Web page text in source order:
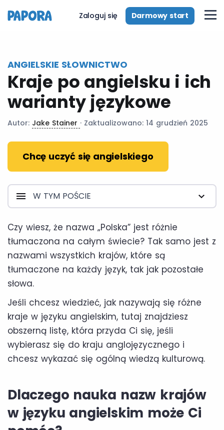
Zaloguj się Darmowy start
ANGIELSKIE SŁOWNICTWO
Kraje po angielsku i ich
warianty językowe
Autor: Jake Stainer · Zaktualizowano: 14 grudzień 2025
Chcę uczyć się angielskiego
W TYM POŚCIE
Czy wiesz, że nazwa „Polska” jest różnie
tłumaczona na całym świecie? Tak samo jest z
nazwami wszystkich krajów, które są
tłumaczone na każdy język, tak jak pozostałe
słowa.
Jeśli chcesz wiedzieć, jak nazywają się różne
kraje w języku angielskim, tutaj znajdziesz
obszerną listę, która przyda Ci się, jeśli
wybierasz się do kraju anglojęzycznego i
chcesz wykazać się ogólną wiedzą kulturową.
Dlaczego nauka nazw krajów
w języku angielskim może Ci